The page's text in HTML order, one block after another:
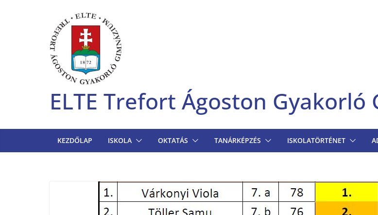
ELTE Trefort Ágoston Gyakorló
KEZDŐLAP ISKOLA OKTATÁS TANÁRKÉPZÉS ISKOLATÖRTÉNET